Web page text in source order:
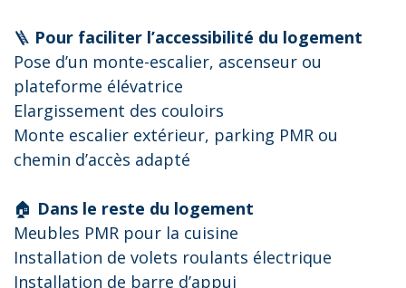
🪜 Pour faciliter l’accessibilité du logement
Pose d’un monte-escalier, ascenseur ou
plateforme élévatrice
Elargissement des couloirs
Monte escalier extérieur, parking PMR ou
chemin d’accès adapté
🏠 Dans le reste du logement
Meubles PMR pour la cuisine
Installation de volets roulants électrique
Installation de barre d’appui